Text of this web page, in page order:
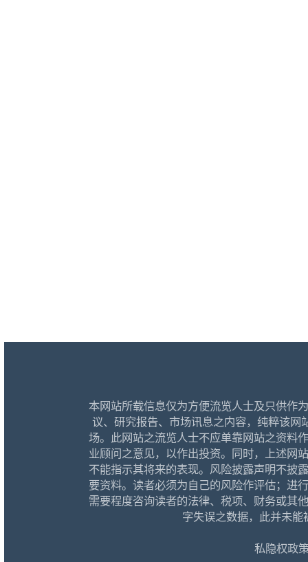
本网站所载信息仅为方便流览人士及只供作
议、研究报告、市场讯息之内容，纯粹该
场。此网站之流览人士不应单靠网站之资料
业顾问之意见，以作出投资。同时，上述网
不能指示其将来的表现。风险披露声明不披
要资料。读者必须为自己的风险作评估；进
需要程度咨询读者的法律、税项、财务或其
字失误之数据，此并未
私隐权政